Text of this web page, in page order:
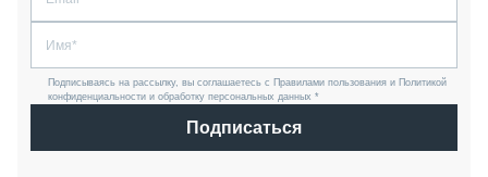
Подписываясь на рассылку, вы соглашаетесь с Правилами пользования и Политикой
конфиденциальности и обработку персональных данных *
Подписаться